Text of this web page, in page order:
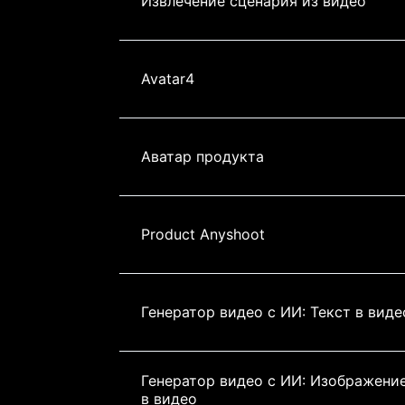
Avatar4
Аватар продукта
Product Anyshoot
Генератор видео с ИИ: Текст в
Генератор видео с ИИ:
в видео